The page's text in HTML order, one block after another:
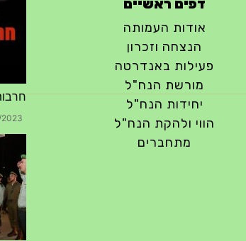
אודות העמותה
הנצחה וזכרון
פעילות באנדרטה
מורשת הנח"ל
יחידות הנח"ל
הווי ולהקת הנח"ל
מתחברים
חרבות
טקס